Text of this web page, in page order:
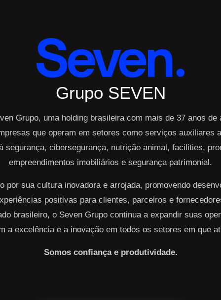
Grupo SEVEN
Grupo, uma holding brasileira com mais de 37 anos de
que operam em setores como serviços auxiliares
segurança, cibersegurança, nutrição animal, facilities,
empreendimentos imobiliários e segurança patrimonial.
por sua cultura inovadora e arrojada, promovendo
positivas para clientes, parceiros e
brasileiro, o Seven Grupo continua a expandir suas
a excelência e a inovação em todos os setores em que
Somos confiança e produtividade.